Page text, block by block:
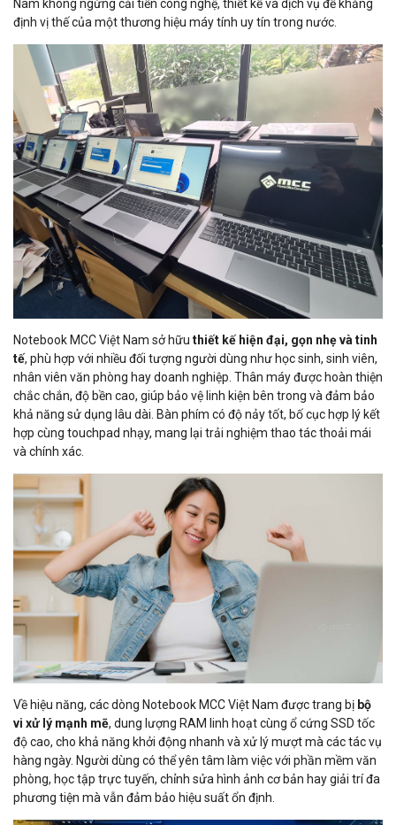
Nam không ngừng cải tiến công nghệ, thiết kế và dịch vụ để khẳng
định vị thế của một thương hiệu máy tính uy tín trong nước.
Notebook MCC Việt Nam sở hữu thiết kế hiện đại, gọn nhẹ và tinh
tế, phù hợp với nhiều đối tượng người dùng như học sinh, sinh viên,
nhân viên văn phòng hay doanh nghiệp. Thân máy được hoàn thiện
chắc chắn, độ bền cao, giúp bảo vệ linh kiện bên trong và đảm bảo
khả năng sử dụng lâu dài. Bàn phím có độ nảy tốt, bố cục hợp lý kết
hợp cùng touchpad nhạy, mang lại trải nghiệm thao tác thoải mái
và chính xác.
Về hiệu năng, các dòng Notebook MCC Việt Nam được trang bị bộ
vi xử lý mạnh mẽ, dung lượng RAM linh hoạt cùng ổ cứng SSD tốc
độ cao, cho khả năng khởi động nhanh và xử lý mượt mà các tác vụ
hàng ngày. Người dùng có thể yên tâm làm việc với phần mềm văn
phòng, học tập trực tuyến, chỉnh sửa hình ảnh cơ bản hay giải trí đa
phương tiện mà vẫn đảm bảo hiệu suất ổn định.